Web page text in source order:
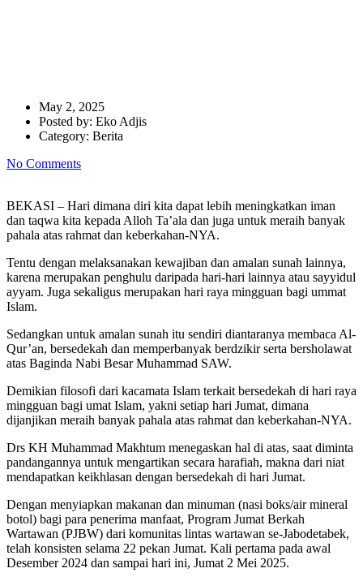
May 2, 2025
Posted by: Eko Adjis
Category: Berita
No Comments
BEKASI – Hari dimana diri kita dapat lebih meningkatkan iman
dan taqwa kita kepada Alloh Ta’ala dan juga untuk meraih banyak
pahala atas rahmat dan keberkahan-NYA.
Tentu dengan melaksanakan kewajiban dan amalan sunah lainnya,
karena merupakan penghulu daripada hari-hari lainnya atau sayyidul
ayyam. Juga sekaligus merupakan hari raya mingguan bagi ummat
Islam.
Sedangkan untuk amalan sunah itu sendiri diantaranya membaca Al-
Qur’an, bersedekah dan memperbanyak berdzikir serta bersholawat
atas Baginda Nabi Besar Muhammad SAW.
Demikian filosofi dari kacamata Islam terkait bersedekah di hari raya
mingguan bagi umat Islam, yakni setiap hari Jumat, dimana
dijanjikan meraih banyak pahala atas rahmat dan keberkahan-NYA.
Drs KH Muhammad Makhtum menegaskan hal di atas, saat diminta
pandangannya untuk mengartikan secara harafiah, makna dari niat
mendapatkan keikhlasan dengan bersedekah di hari Jumat.
Dengan menyiapkan makanan dan minuman (nasi boks/air mineral
botol) bagi para penerima manfaat, Program Jumat Berkah
Wartawan (PJBW) dari komunitas lintas wartawan se-Jabodetabek,
telah konsisten selama 22 pekan Jumat. Kali pertama pada awal
Desember 2024 dan sampai hari ini, Jumat 2 Mei 2025.